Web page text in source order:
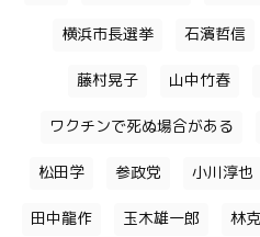
横浜市長選挙 石濱哲信
藤村晃子 山中竹春
ワクチンで死ぬ場合がある
松田学 参政党 小川淳也
田中龍作 玉木雄一郎 林